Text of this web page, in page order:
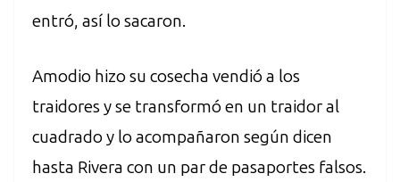
entró, así lo sacaron.
Amodio hizo su cosecha vendió a los
traidores y se transformó en un traidor al
cuadrado y lo acompañaron según dicen
hasta Rivera con un par de pasaportes falsos.